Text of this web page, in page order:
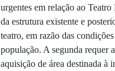
urgentes em relação ao
da estrutura existente e
teatro, em razão das
população. A segunda requer
aquisição de área destinada à